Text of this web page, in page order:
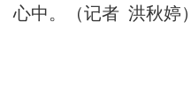
心中。（记者 洪秋婷）